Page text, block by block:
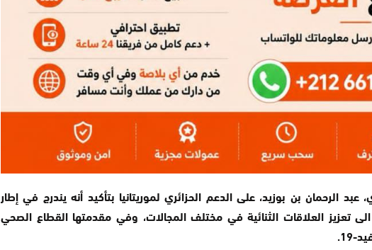
عبد الرحمان بن بوزيد، على الدعم الحزائري لموريتانيا بتأكيد أنه يندرج في إطار
تعزيز العلاقات الثنائية في مختلف المجالات، وفي مقدمتها القطاع الصحي
19.